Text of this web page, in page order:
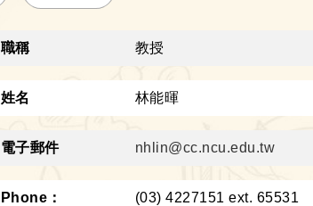
職稱 教授
姓名 林能暉
電子郵件 nhlin@cc.ncu.edu.tw
Phone： (03) 4227151 ext. 65531